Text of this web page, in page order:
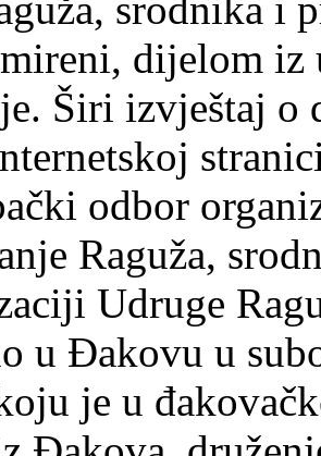
srodnika i
dijelom iz
Širi izvještaj o
odbor
Raguža,
Udruge
u Đakovu u
je u